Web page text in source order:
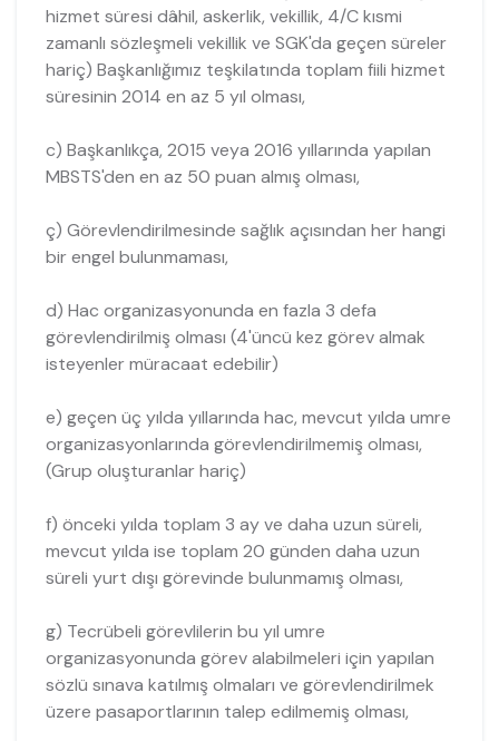
hizmet süresi dâhil, askerlik, vekillik, 4/C kısmi
zamanlı sözleşmeli vekillik ve SGK'da geçen süreler
hariç) Başkanlığımız teşkilatında toplam fiili hizmet
süresinin 2014 en az 5 yıl olması,
c) Başkanlıkça, 2015 veya 2016 yıllarında yapılan
MBSTS'den en az 50 puan almış olması,
ç) Görevlendirilmesinde sağlık açısından her hangi
bir engel bulunmaması,
d) Hac organizasyonunda en fazla 3 defa
görevlendirilmiş olması (4'üncü kez görev almak
isteyenler müracaat edebilir)
e) geçen üç yılda yıllarında hac, mevcut yılda umre
organizasyonlarında görevlendirilmemiş olması,
(Grup oluşturanlar hariç)
f) önceki yılda toplam 3 ay ve daha uzun süreli,
mevcut yılda ise toplam 20 günden daha uzun
süreli yurt dışı görevinde bulunmamış olması,
g) Tecrübeli görevlilerin bu yıl umre
organizasyonunda görev alabilmeleri için yapılan
sözlü sınava katılmış olmaları ve görevlendirilmek
üzere pasaportlarının talep edilmemiş olması,